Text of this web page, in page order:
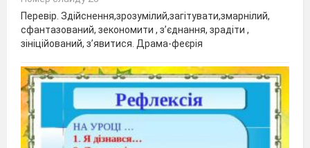
Перевір. Здійснення,зрозумілий,загітувати,змарнілий,
сфантазований, зекономити , з’єднання, зрадіти ,
зініційований, з’явитися. Драма-феєрія